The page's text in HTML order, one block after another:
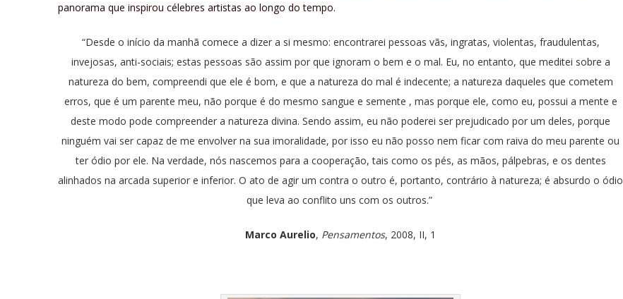
panorama que inspirou célebres artistas ao longo do tempo.
“Desde o início da manhã comece a dizer a si mesmo: encontrarei pessoas vãs, ingratas, violentas, fraudulentas,
invejosas, anti-sociais; estas pessoas são assim por que ignoram o bem e o mal. Eu, no entanto, que meditei sobre a
natureza do bem, compreendi que ele é bom, e que a natureza do mal é indecente; a natureza daqueles que cometem
erros, que é um parente meu, não porque é do mesmo sangue e semente , mas porque ele, como eu, possui a mente e
deste modo pode compreender a natureza divina. Sendo assim, eu não poderei ser prejudicado por um deles, porque
ninguém vai ser capaz de me envolver na sua imoralidade, por isso eu não posso nem ficar com raiva do meu parente ou
ter ódio por ele. Na verdade, nós nascemos para a cooperação, tais como os pés, as mãos, pálpebras, e os dentes
alinhados na arcada superior e inferior. O ato de agir um contra o outro é, portanto, contrário à natureza; é absurdo o ódio
que leva ao conflito uns com os outros.”
Marco Aurelio, Pensamentos, 2008, II, 1